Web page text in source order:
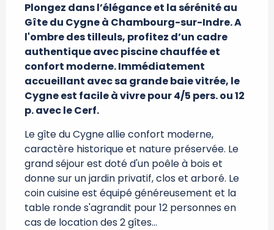
Plongez dans l’élégance et la sérénité au
Gîte du Cygne à Chambourg-sur-Indre. A
l'ombre des tilleuls, profitez d’un cadre
authentique avec piscine chauffée et
confort moderne. Immédiatement
accueillant avec sa grande baie vitrée, le
Cygne est facile à vivre pour 4/5 pers. ou 12
p. avec le Cerf.
Le gîte du Cygne allie confort moderne,
caractère historique et nature préservée. Le
grand séjour est doté d'un poêle à bois et
donne sur un jardin privatif, clos et arboré. Le
coin cuisine est équipé généreusement et la
table ronde s'agrandit pour 12 personnes en
cas de location des 2 gîtes...